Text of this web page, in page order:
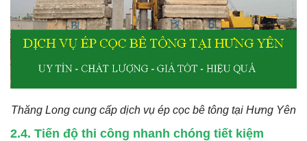
Thăng Long cung cấp dịch vụ ép cọc bê tông tại Hưng Yên
2.4. Tiến độ thi công nhanh chóng tiết kiệm